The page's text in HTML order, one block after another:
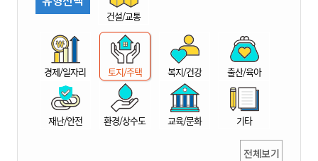
시
산
건설/교통
경제/일자리 토지/주택 복지/건강 출산/육아
재난/안전 환경/상수도 교육/문화 기타
전체보기